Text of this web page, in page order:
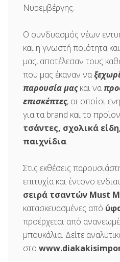
Νυρεμβέργης.
Ο συνδυασμός νέων
και η γνωστή ποιότητα και
μας, αποτέλεσαν τους
που μας έκαναν να
παρουσία μαςκαι να
επισκέπτες, οι οποίοι
για τα brand και το
τσάντες, σχολικά
παιχνίδια.
Στις εκθέσεις
επιτυχία και έντονο
σειρά τσαντών Must
κατασκευασμένες από
προέρχεται από
μπουκάλια. Δείτε
στο